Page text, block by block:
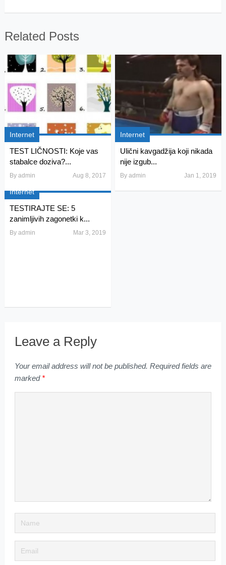
Related Posts
Internet
TEST LIČNOSTI: Koje vas
stabalce doziva?...
By admin Aug 8, 2017
Internet
Ulični kavgadžija koji nikada
nije izgub...
Byadmin Jan 1, 2019
Internet
TESTIRAJTE SE: 5
zanimljivih zagonetki k...
By admin Mar 3, 2019
Leave a Reply
Your email address will not be published. Required fields are
marked *